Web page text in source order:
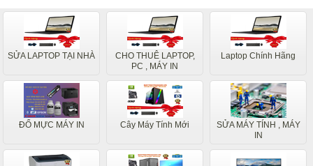
SỬA LAPTOP TẠI NHÀ
CHO THUÊ LAPTOP,
PC , MÁY IN
Laptop Chính Hãng
ĐỔ MỰC MÁY IN Cây Máy Tính Mới
SỬA MÁY TÍNH , MÁY
IN